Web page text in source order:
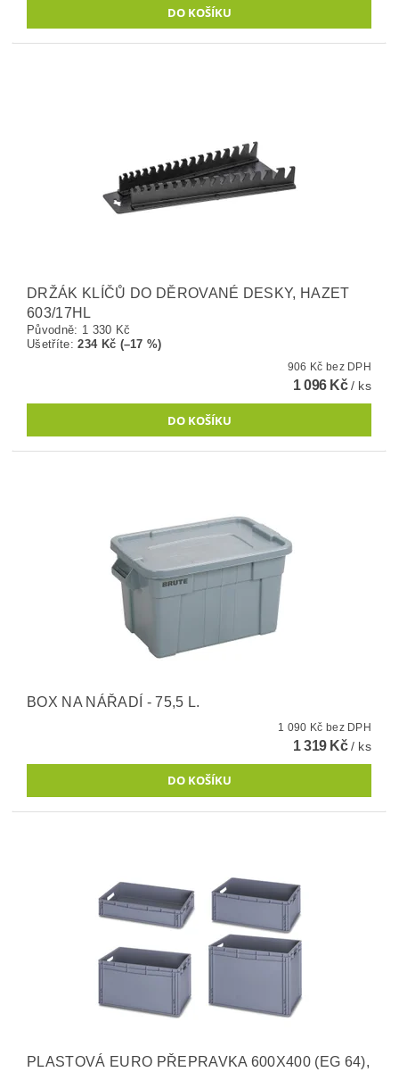
DRŽÁK KLÍČŮ DO DĚROVANÉ DESKY, HAZET
603/17HL
Původně: 1 330 Kč
Ušetříte:234 Kč (–17 %)
906 Kč bez DPH
1 096 Kč/ ks
BOX NA NÁŘADÍ - 75,5 L.
1 090 Kč bez DPH
1 319 Kč/ ks
PLASTOVÁ EURO PŘEPRAVKA 600X400 (EG 64),